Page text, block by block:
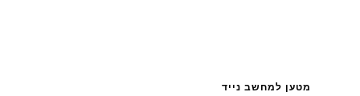
מטען למחשב נייד